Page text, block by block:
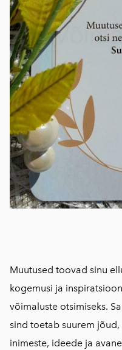
Muutused toovad sinu
kogemusi ja
võimaluste otsimiseks.
sind toetab suurem
inimeste, ideede ja